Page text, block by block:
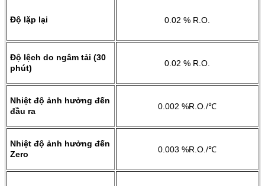
Độ lặp lại 0.02 % R.O.
Độ lệch do ngâm tải (30
phút)
0.02 % R.O.
Nhiệt độ ảnh hưởng đến
đầu ra
0.002 %R.O./℃
Nhiệt độ ảnh hưởng đến
Zero
0.003 %R.O./℃